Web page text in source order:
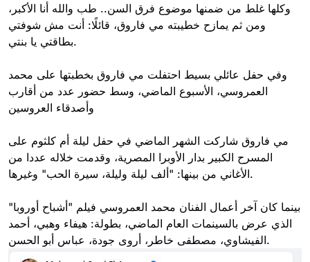
وكلها غلط من ضمنها موضوع فرق السن.. طب والله أنا الأكبر،
ومن ثم يمازح خطيبته مي فاروق، قائلًا: أنت مش شوفتي
بطاقتي يا بنتي.
وفي حفل عائلي بسيط احتفلت مي فاروق بخطبتها على محمد
العمروسي، الأسبوع الماضي، وسط حضور عدد من أقارب
وأصدقاء العروسين
مي فاروق شاركت الشهر الماضي في حفل ليلة أم كلثوم على
المسرح الكبير بدار الأوبرا المصرية، وقدمت خلاله عددا من
الأغاني من بينها: "ألف ليلة وليلة، سيرة الحب" وغيرها.
بينما كان آخر أعمال الفنان محمد العمروسي فيلم "أشباح أوروبا"
الذي عرض بالسينمات العام الماضي، بطولة: هيفاء وهبي، أحمد
الفيشاوي، مصطفى خاطر، أروى جودة، عباس أبو الحسن.